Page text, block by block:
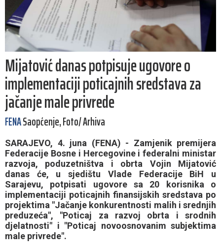
Mijatović danas potpisuje ugovore o
implementaciji poticajnih sredstava za
jačanje male privrede
FENASaopćenje, Foto/ Arhiva
SARAJEVO, 4. juna (FENA) - Zamjenik premijera
Federacije Bosne i Hercegovine i federalni ministar
razvoja, poduzetništva i obrta Vojin Mijatović
danas će, u sjedištu Vlade Federacije BiH u
Sarajevu, potpisati ugovore sa 20 korisnika o
implementaciji poticajnih finansijskih sredstava po
projektima "Jačanje konkurentnosti malih i srednjih
preduzeća", "Poticaj za razvoj obrta i srodnih
djelatnosti" i "Poticaj novoosnovanim subjektima
male privrede".